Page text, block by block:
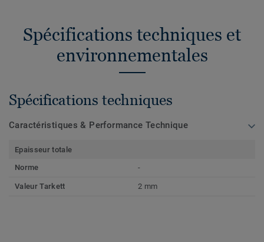
Spécifications techniques et
environnementales
Spécifications techniques
Caractéristiques & Performance Technique
Epaisseur totale
Norme
-
Valeur Tarkett 2 mm